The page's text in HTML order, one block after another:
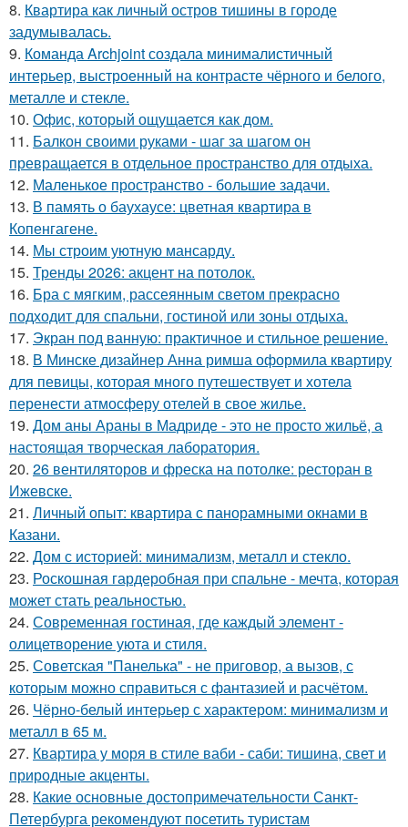
8. Квартира как личный остров тишины в городе
задумывалась.
9. Команда Archjoint создала минималистичный
интерьер, выстроенный на контрасте чёрного и белого,
металле и стекле.
10. Офис, который ощущается как дом.
11. Балкон своими руками - шаг за шагом он
превращается в отдельное пространство для отдыха.
12. Маленькое пространство - большие задачи.
13. В память о баухаусе: цветная квартира в
Копенгагене.
14. Мы строим уютную мансарду.
15. Тренды 2026: акцент на потолок.
16. Бра с мягким, рассеянным светом прекрасно
подходит для спальни, гостиной или зоны отдыха.
17. Экран под ванную: практичное и стильное решение.
18. В Минске дизайнер Анна римша оформила квартиру
для певицы, которая много путешествует и хотела
перенести атмосферу отелей в свое жилье.
19. Дом аны Араны в Мадриде - это не просто жильё, а
настоящая творческая лаборатория.
20. 26 вентиляторов и фреска на потолке: ресторан в
Ижевске.
21. Личный опыт: квартира с панорамными окнами в
Казани.
22. Дом с историей: минимализм, металл и стекло.
23. Роскошная гардеробная при спальне - мечта, которая
может стать реальностью.
24. Современная гостиная, где каждый элемент -
олицетворение уюта и стиля.
25. Советская "Панелька" - не приговор, а вызов, с
которым можно справиться с фантазией и расчётом.
26. Чёрно-белый интерьер с характером: минимализм и
металл в 65 м.
27. Квартира у моря в стиле ваби - саби: тишина, свет и
природные акценты.
28. Какие основные достопримечательности Санкт-
Петербурга рекомендуют посетить туристам